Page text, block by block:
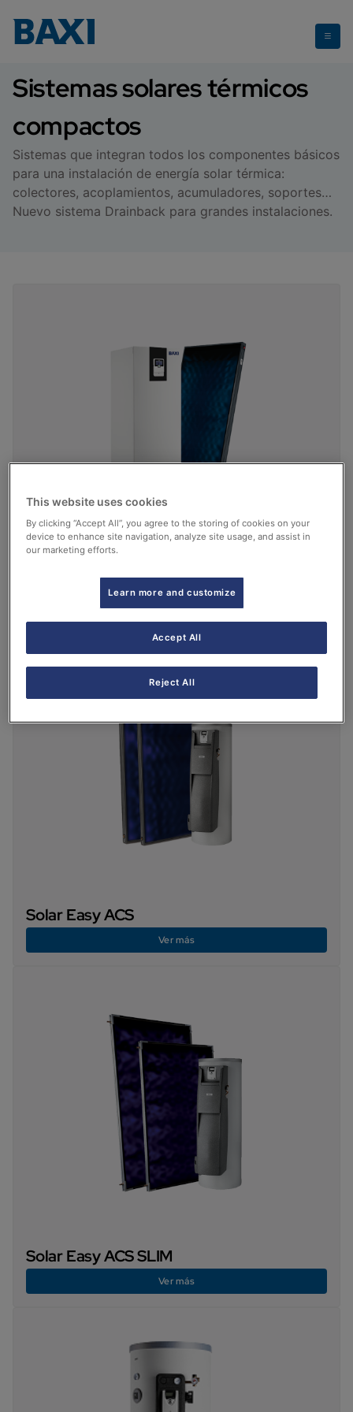
Sistemas solares térmicos compactos
Sistemas solares térmicos
compactos
Sistemas que integran todos los componentes básicos
para una instalación de energía solar térmica:
colectores, acoplamientos, acumuladores, soportes…
Nuevo sistema Drainback para grandes instalaciones.
Drainback grandes instalaciones
Ver más
Solar Easy ACS
Ver más
Solar Easy ACS SLIM
Ver más
This website uses cookies
By clicking “Accept All”, you agree to the storing of cookies on your
device to enhance site navigation, analyze site usage, and assist in
our marketing efforts.
Learn more and customize
Reject All
Accept All